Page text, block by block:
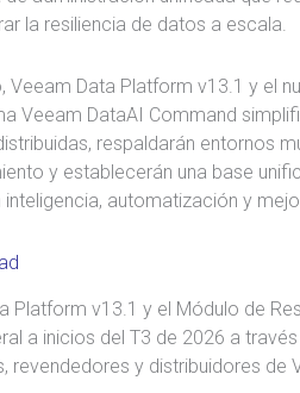
la resiliencia de datos a escala.
Veeam Data Platform v13.1 y el
Veeam DataAI Command
respaldarán entornos
y establecerán una base
automatización y
Platform v13.1 y el Módulo de
a inicios del T3 de 2026 a
revendedores y distribuidores de